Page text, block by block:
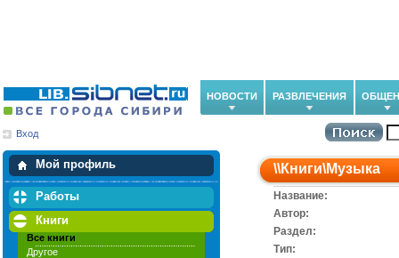
НОВОСТИ РАЗВЛЕЧЕНИЯ
Вход
Мой профиль
Мои закладки
Работы
Книги
Все книги
Другое
\\Книги\Музыка
Название:
Автор:
Раздел:
Тип: